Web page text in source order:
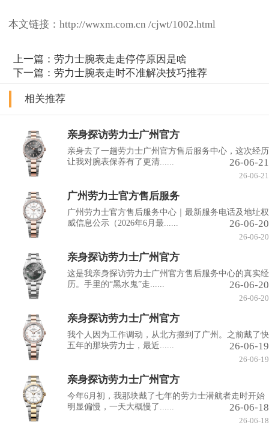
本文链接：http://wwxm.com.cn /cjwt/1002.html
上一篇：劳力士腕表走走停停原因是啥
下一篇：劳力士腕表走时不准解决技巧推荐
相关推荐
亲身探访劳力士广州官方
亲身去了一趟劳力士广州官方售后服务中心，这次经历
让我对腕表保养有了更清......
26-06-21
26-06-21
广州劳力士官方售后服务
广州劳力士官方售后服务中心｜最新服务电话及地址权
威信息公示（2026年6月最......
26-06-20
26-06-20
亲身探访劳力士广州官方
这是我亲身探访劳力士广州官方售后服务中心的真实经
历。手里的“黑水鬼”走......
26-06-20
26-06-20
亲身探访劳力士广州官方
我个人因为工作调动，从北方搬到了广州。之前戴了快
五年的那块劳力士，最近......
26-06-19
26-06-19
亲身探访劳力士广州官方
今年6月初，我那块戴了七年的劳力士潜航者走时开始
明显偏慢，一天大概慢了......
26-06-18
26-06-18